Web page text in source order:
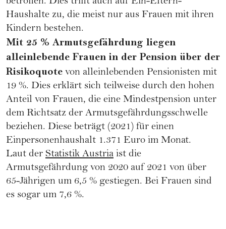
Haushalte zu, die meist nur aus Frauen mit ihren
Kindern bestehen.
Mit 25 % Armutsgefährdung liegen
alleinlebende Frauen in der Pension über der
Risikoquote von alleinlebenden Pensionisten mit
19 %. Dies erklärt sich teilweise durch den hohen
Anteil von Frauen, die eine Mindestpension unter
dem Richtsatz der Armutsgefährdungsschwelle
beziehen. Diese beträgt (2021) für einen
Einpersonenhaushalt 1.371 Euro im Monat.
Laut der Statistik Austria ist die
Armutsgefährdung von 2020 auf 2021 von über
65-Jährigen um 6,5 % gestiegen. Bei Frauen sind
es sogar um 7,6 %.